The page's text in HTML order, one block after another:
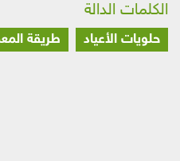
الكلمات الدالة
حلويات الأعياد طريقة